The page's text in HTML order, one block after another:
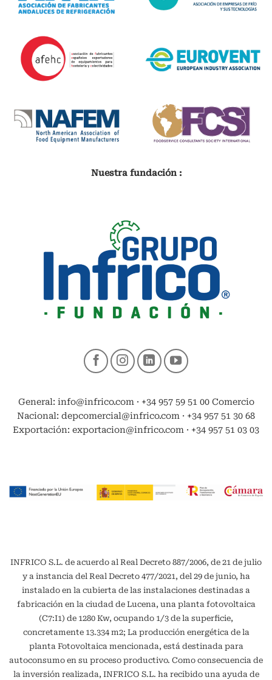
Nuestra fundación :
General: info@infrico.com · +34 957 59 51 00 Comercio
Nacional: depcomercial@infrico.com · +34 957 51 30 68
Exportación: exportacion@infrico.com · +34 957 51 03 03
INFRICO S.L. de acuerdo al Real Decreto 887/2006, de 21 de julio
y a instancia del Real Decreto 477/2021, del 29 de junio, ha
instalado en la cubierta de las instalaciones destinadas a
fabricación en la ciudad de Lucena, una planta fotovoltaica
(C7:I1) de 1280 Kw, ocupando 1/3 de la superficie,
concretamente 13.334 m2; La producción energética de la
planta Fotovoltaica mencionada, está destinada para
autoconsumo en su proceso productivo. Como consecuencia de
la inversión realizada, INFRICO S.L. ha recibido una ayuda de